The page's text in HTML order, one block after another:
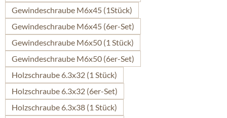
Gewindeschraube M6x45 (1Stück)
Gewindeschraube M6x45 (6er-Set)
Gewindeschraube M6x50 (1 Stück)
Gewindeschraube M6x50 (6er-Set)
Holzschraube 6.3x32 (1 Stück)
Holzschraube 6.3x32 (6er-Set)
Holzschraube 6.3x38 (1 Stück)